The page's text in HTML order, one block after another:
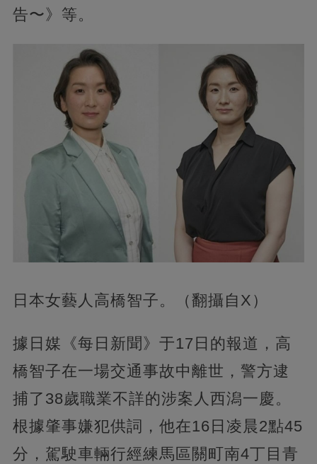
告〜》等。
日本女藝人高橋智子。（翻攝自X）
據日媒《每日新聞》于17日的報道，高
橋智子在一場交通事故中離世，警方逮
捕了38歲職業不詳的涉案人西潟一慶。
根據肇事嫌犯供詞，他在16日凌晨2點45
分，駕駛車輛行經練馬區關町南4丁目青